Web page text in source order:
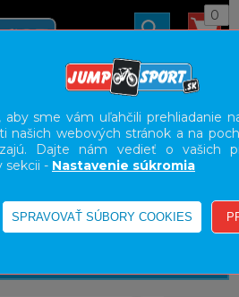
0
PANEL
KATEGÓRIE
MENU
aby sme vám uľahčili prehliadanie
našich webových stránok a na
Dajte nám vedieť o vašich
sekcii - Nastavenie súkromia